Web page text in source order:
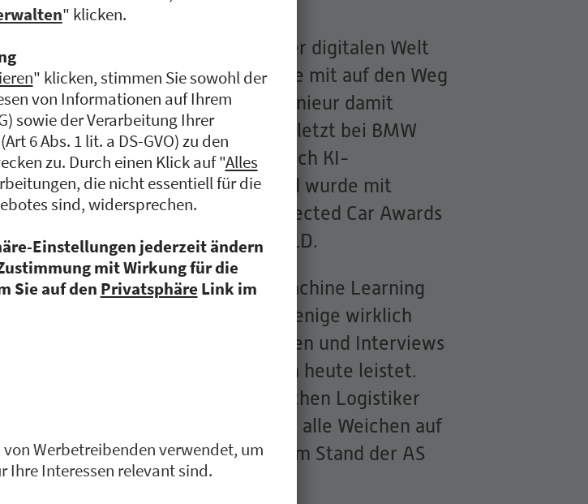
Dr.-Ing. Matthias Schindler ist in der digitalen Welt
zu hause – und nimmt andere gerne mit auf den Weg
dorthin. Dass der promovierte Ingenieur damit
echten Mehrwert schafft, hat er zuletzt bei BMW
bewiesen: Dort leitete er den Bereich KI-
Innovationen in der Produktion und wurde mit
seinem Team Preisträger des Connected Car Awards
der AUTO BILD und COMPUTER BILD.
In einer Zeit, in der alle über KI, Machine Learning
und Big Data sprechen und doch wenige wirklich
Bescheid wissen, gibt er in Vorträgen und Interviews
konkret zu verstehen, was KI schon heute leistet.
Wie er jetzt bei einem fortschrittlichen Logistiker
mit seiner Digitalisierungsstrategie alle Weichen auf
Zukunft stellt, erfahren Besucher am Stand der AS
Group bei Rocketeer.